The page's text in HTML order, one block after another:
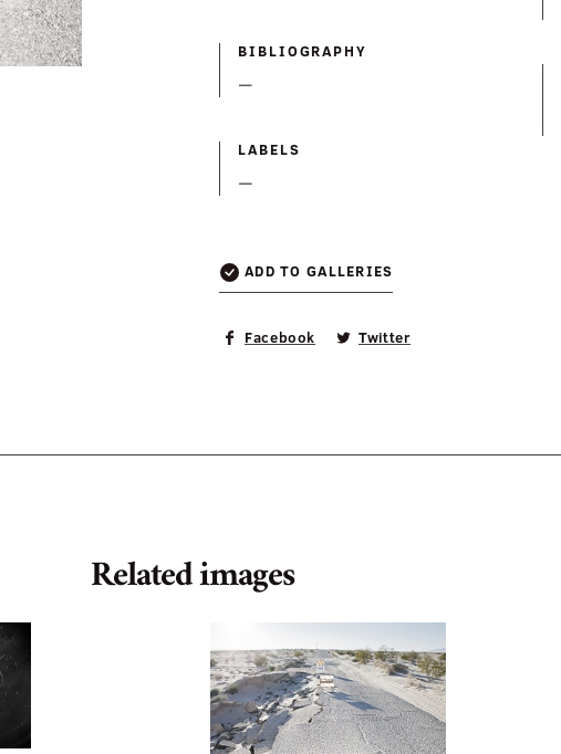
BIBLIOGRAPHY
—
LABELS
—
ADD TO GALLERIES
Facebook Twitter
Related images